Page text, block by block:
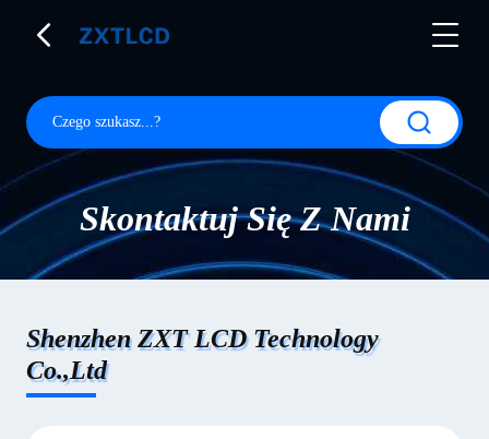
Skontaktuj Się Z Nami
Shenzhen ZXT LCD Technology
Co.,Ltd